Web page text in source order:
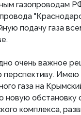
газопроводам
подачу газа
очень важное
перспективу. Имею
газа на
обстановку
комплекса,